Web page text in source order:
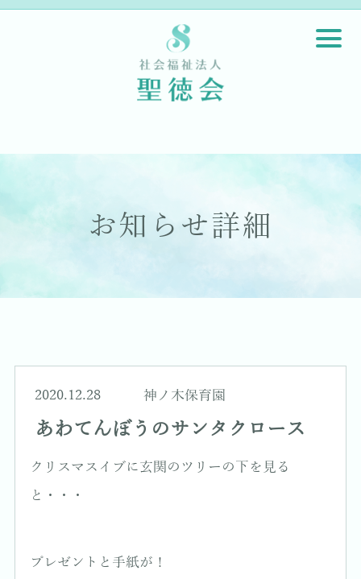
お知らせ詳細
2020.12.28 神ノ木保育園
あわてんぼうのサンタクロース
クリスマスイブに玄関のツリーの下を見る
と・・・
プレゼントと手紙が！